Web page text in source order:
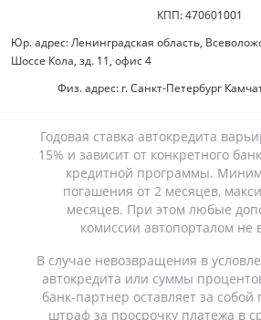
КПП: 470601001
Юр. адрес: Ленинградская область,
Шоссе Кола, зд. 11, офис 4
Физ. адрес: г. Санкт-Петербург
Годовая ставка автокредита
15% и зависит от конкретного
кредитной программы.
погашения от 2 месяцев,
месяцев. При этом любые
комиссии автопорталом не
В случае невозвращения в
автокредита или суммы
банк-партнер оставляет за
штраф за просрочку платежа в